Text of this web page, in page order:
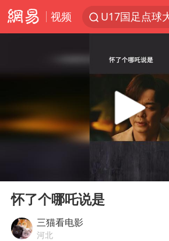
视频
国乒男单横滨
四川宜宾高县
台风白海豚中
Play
怀了个哪吒说是
三猫看电影
河北